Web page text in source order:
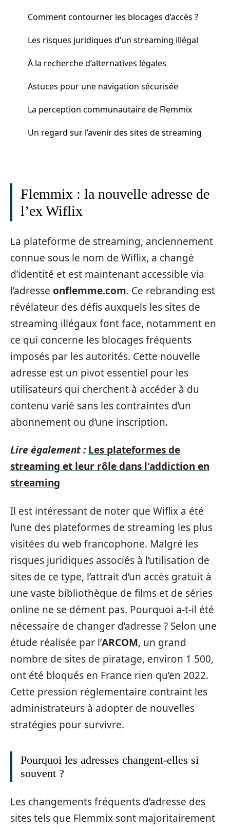
Comment contourner les blocages d’accès ?
Les risques juridiques d’un streaming illégal
À la recherche d’alternatives légales
Astuces pour une navigation sécurisée
La perception communautaire de Flemmix
Un regard sur l’avenir des sites de streaming
Flemmix : la nouvelle adresse de
l’ex Wiflix
La plateforme de streaming, anciennement
connue sous le nom de Wiflix, a changé
d’identité et est maintenant accessible via
l’adresse onflemme.com. Ce rebranding est
révélateur des défis auxquels les sites de
streaming illégaux font face, notamment en
ce qui concerne les blocages fréquents
imposés par les autorités. Cette nouvelle
adresse est un pivot essentiel pour les
utilisateurs qui cherchent à accéder à du
contenu varié sans les contraintes d’un
abonnement ou d’une inscription.
Lire également : Les plateformes de
streaming et leur rôle dans l'addiction en
streaming
Il est intéressant de noter que Wiflix a été
l’une des plateformes de streaming les plus
visitées du web francophone. Malgré les
risques juridiques associés à l’utilisation de
sites de ce type, l’attrait d’un accès gratuit à
une vaste bibliothèque de films et de séries
online ne se dément pas. Pourquoi a-t-il été
nécessaire de changer d’adresse ? Selon une
étude réalisée par l’ARCOM, un grand
nombre de sites de piratage, environ 1 500,
ont été bloqués en France rien qu’en 2022.
Cette pression réglementaire contraint les
administrateurs à adopter de nouvelles
stratégies pour survivre.
Pourquoi les adresses changent-elles si
souvent ?
Les changements fréquents d’adresse des
sites tels que Flemmix sont majoritairement